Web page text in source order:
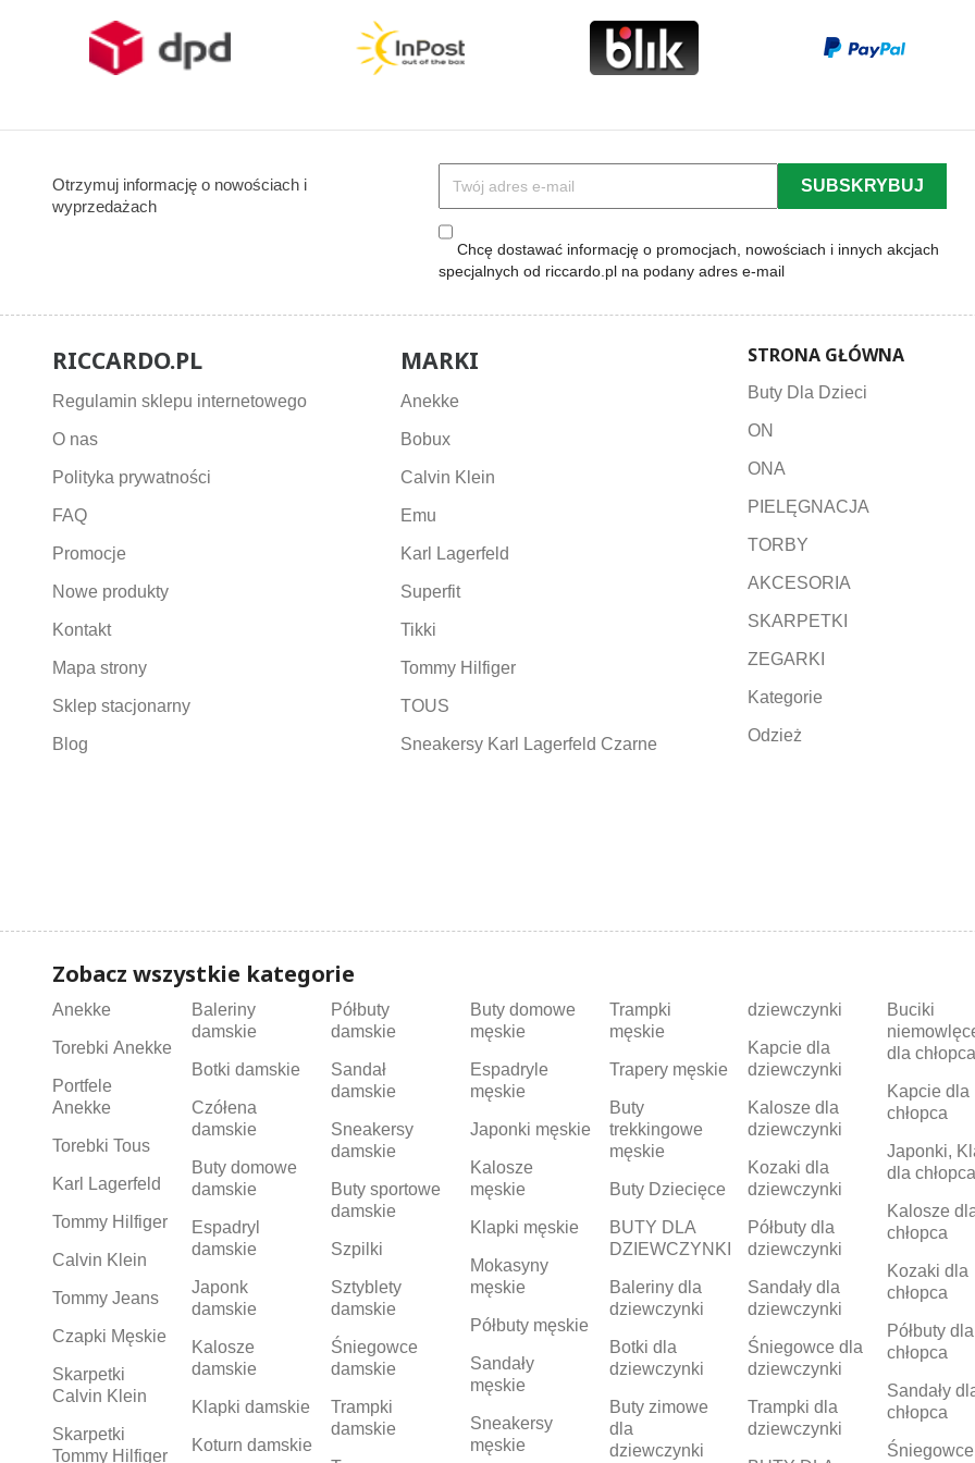
Otrzymuj informację o nowościach i
wyprzedażach
Chcę dostawać informację o promocjach, nowościach i innych akcjach
specjalnych od riccardo.pl na podany adres e-mail
RICCARDO.PL
Regulamin sklepu internetowego
O nas
Polityka prywatności
FAQ
Promocje
Nowe produkty
Kontakt
Mapa strony
Sklep stacjonarny
Blog
MARKI
Anekke
Bobux
Calvin Klein
Emu
Karl Lagerfeld
Superfit
Tikki
Tommy Hilfiger
TOUS
Sneakersy Karl Lagerfeld Czarne
STRONA GŁÓWNA
Buty Dla Dzieci
ON
ONA
PIELĘGNACJA
TORBY
AKCESORIA
SKARPETKI
ZEGARKI
Kategorie
Odzież
Zobacz wszystkie kategorie
Anekke
Torebki Anekke
Portfele
Anekke
Torebki Tous
Karl Lagerfeld
Tommy Hilfiger
Calvin Klein
Tommy Jeans
Czapki Męskie
Skarpetki
Calvin Klein
Skarpetki
Tommy Hilfiger
Baleriny
damskie
Botki damskie
Czółena
damskie
Buty domowe
damskie
Espadryl
damskie
Japonk
damskie
Kalosze
damskie
Klapki damskie
Koturn damskie
Półbuty
damskie
Sandał
damskie
Sneakersy
damskie
Buty sportowe
damskie
Szpilki
Sztyblety
damskie
Śniegowce
damskie
Trampki
damskie
Buty domowe
męskie
Espadryle
męskie
Japonki męskie
Kalosze
męskie
Klapki męskie
Mokasyny
męskie
Półbuty męskie
Sandały
męskie
Sneakersy
męskie
Trampki
męskie
Trapery męskie
Buty
trekkingowe
męskie
Buty Dziecięce
BUTY DLA
DZIEWCZYNKI
Baleriny dla
dziewczynki
Botki dla
dziewczynki
Buty zimowe
dla
dziewczynki
dziewczynki
Kapcie dla
dziewczynki
Kalosze dla
dziewczynki
Kozaki dla
dziewczynki
Półbuty dla
dziewczynki
Sandały dla
dziewczynki
Śniegowce dla
dziewczynki
Trampki dla
dziewczynki
Buciki
dla
Kapcie dla
chłopca
Japonki,
dla
Kalosze
chłopca
Kozaki dla
chłopca
Półbuty dla
chłopca
Sandały
chłopca